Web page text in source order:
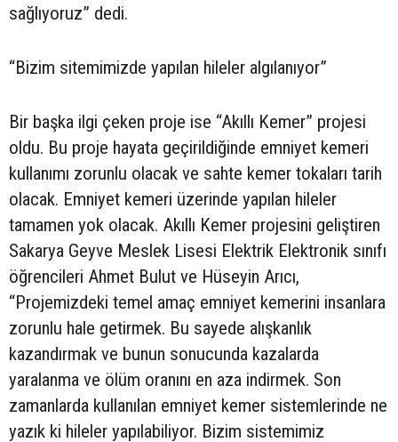
sağlıyoruz” dedi.
“Bizim sitemimizde yapılan hileler algılanıyor”
Bir başka ilgi çeken proje ise “Akıllı Kemer” projesi
oldu. Bu proje hayata geçirildiğinde emniyet kemeri
kullanımı zorunlu olacak ve sahte kemer tokaları tarih
olacak. Emniyet kemeri üzerinde yapılan hileler
tamamen yok olacak. Akıllı Kemer projesini geliştiren
Sakarya Geyve Meslek Lisesi Elektrik Elektronik sınıfı
öğrencileri Ahmet Bulut ve Hüseyin Arıcı,
“Projemizdeki temel amaç emniyet kemerini insanlara
zorunlu hale getirmek. Bu sayede alışkanlık
kazandırmak ve bunun sonucunda kazalarda
yaralanma ve ölüm oranını en aza indirmek. Son
zamanlarda kullanılan emniyet kemer sistemlerinde ne
yazık ki hileler yapılabiliyor. Bizim sistemimiz